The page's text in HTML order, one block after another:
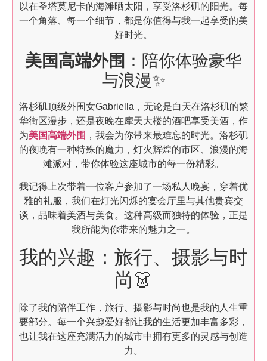
以在圣塔莫尼卡的海滩晒太阳，享受洛杉矶的阳光。每
一个角落、每一个细节，都是你值得与我一起享受的美
好时光。
美国高端外围 ：陪你体验豪华
与浪漫✨
洛杉矶顶级外围女Gabriella，无论是白天在洛杉矶的繁
华街区漫步，还是夜晚在摩天大楼的酒吧享受美酒，作
为美国高端外围 ，我会为你带来最难忘的时光。洛杉矶
的夜晚有一种特殊的魔力，灯火辉煌的市区、浪漫的海
滩派对，带你体验这座城市的每一份精彩。
我记得上次带着一位客户参加了一场私人晚宴，穿着优
雅的礼服，我们在灯光闪烁的宴会厅里与其他贵宾交
谈，品味着美酒与美食。这种高级而独特的体验，正是
我所能为你带来的魅力之一。
我的兴趣：旅行、摄影与时
尚👗
除了我的陪伴工作，旅行、摄影与时尚也是我的人生重
要部分。每一个兴趣爱好都让我的生活更加丰富多彩，
也让我在这座充满活力的城市中拥有更多的灵感与创造
力。